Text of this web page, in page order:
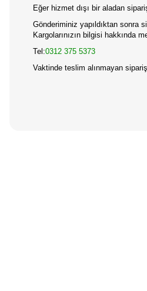
Eğer hizmet dışı bir aladan
Gönderiminiz yapıldıktan sonra
Kargolarınızın bilgisi hakkında
Tel:0312 375 5373
Vaktinde teslim alınmayan